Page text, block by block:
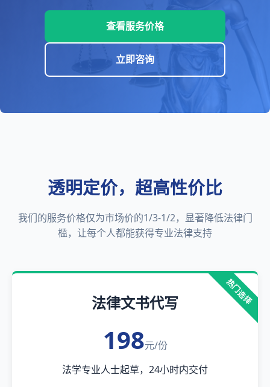
查看服务价格
立即咨询
透明定价，超高性价比
我们的服务价格仅为市场价的1/3-1/2，显著降低法律门
槛，让每个人都能获得专业法律支持
热门选择
法律文书代写
198元/份
法学专业人士起草，24小时内交付